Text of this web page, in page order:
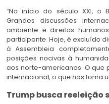
“No início do século XXI, o
Grandes discussões
ambiente e direitos
participante. Hoje, é excluído
à Assembleia
posições nocivas à
aos norte-americanos. O que
internacional, o que nos torna
Trump busca reeleição